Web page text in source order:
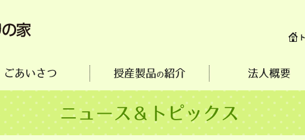
ごあいさつ 授産製品の紹介 法人概要
ニュース＆トピックス